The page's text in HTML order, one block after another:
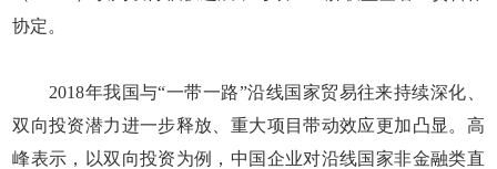
协定。
2018年我国与“一带一路”沿线国家贸易往来持续深化、
双向投资潜力进一步释放、重大项目带动效应更加凸显。高
峰表示，以双向投资为例，中国企业对沿线国家非金融类直